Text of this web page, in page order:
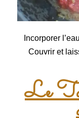
Incorporer
Couvrir et
Le